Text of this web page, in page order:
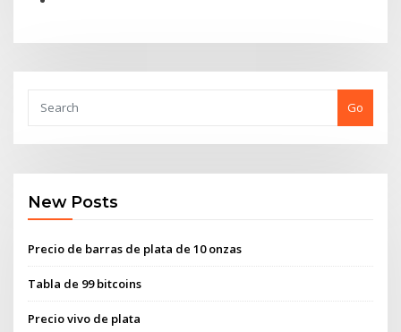
Go
New Posts
Precio de barras de plata de 10 onzas
Tabla de 99 bitcoins
Precio vivo de plata